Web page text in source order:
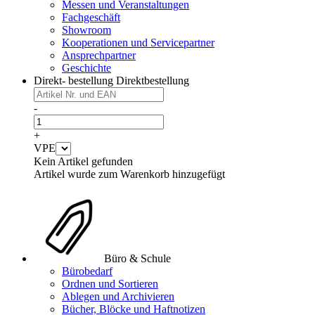
Messen und Veranstaltungen
Fachgeschäft
Showroom
Kooperationen und Servicepartner
Ansprechpartner
Geschichte
Direkt- bestellung Direktbestellung
-
+
VPE
Kein Artikel gefunden
Artikel wurde zum Warenkorb hinzugefügt
Büro & Schule
Bürobedarf
Ordnen und Sortieren
Ablegen und Archivieren
Bücher, Blöcke und Haftnotizen